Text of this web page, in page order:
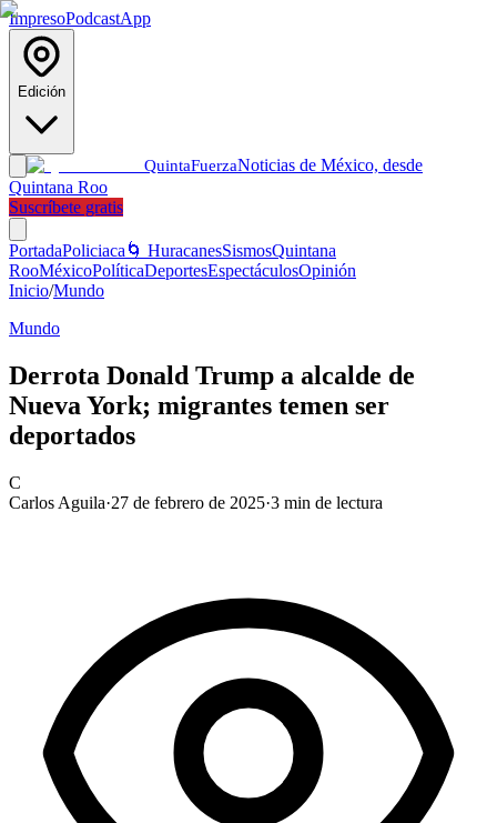
ImpresoPodcastApp
Edición
QuintaFuerzaNoticias de México, desde
Quintana Roo
Suscríbete gratis
PortadaPoliciaca 🌀 HuracanesSismosQuintana
RooMéxicoPolíticaDeportesEspectáculosOpinión
Inicio/Mundo
Mundo
Derrota Donald Trump a alcalde de
Nueva York; migrantes temen ser
deportados
C
Carlos Aguila·27 de febrero de 2025·3 min de lectura